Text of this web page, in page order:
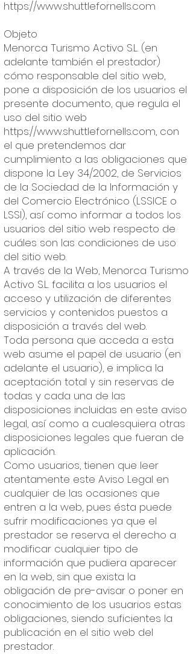
https://www.shuttlefornells.com
Objeto
Menorca Turismo Activo S.L. (en
adelante también el prestador)
cómo responsable del sitio web,
pone a disposición de los usuarios el
presente documento, que regula el
uso del sitio web
https://www.shuttlefornells.com, con
el que pretendemos dar
cumplimiento a las obligaciones que
dispone la Ley 34/2002, de Servicios
de la Sociedad de la Información y
del Comercio Electrónico (LSSICE o
LSSI), así como informar a todos los
usuarios del sitio web respecto de
cuáles son las condiciones de uso
del sitio web.
A través de la Web, Menorca Turismo
Activo S.L. facilita a los usuarios el
acceso y utilización de diferentes
servicios y contenidos puestos a
disposición a través del web.
Toda persona que acceda a esta
web asume el papel de usuario (en
adelante el usuario), e implica la
aceptación total y sin reservas de
todas y cada una de las
disposiciones incluidas en este aviso
legal, así como a cualesquiera otras
disposiciones legales que fueran de
aplicación.
Como usuarios, tienen que leer
atentamente este Aviso Legal en
cualquier de las ocasiones que
entren a la web, pues ésta puede
sufrir modificaciones ya que el
prestador se reserva el derecho a
modificar cualquier tipo de
información que pudiera aparecer
en la web, sin que exista la
obligación de pre-avisar o poner en
conocimiento de los usuarios estas
obligaciones, siendo suficientes la
publicación en el sitio web del
prestador.